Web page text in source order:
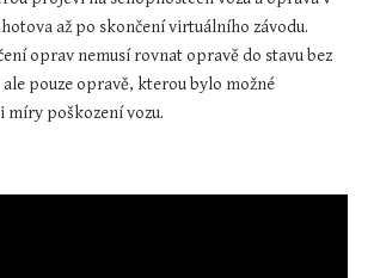
až po skončení virtuálního závodu.
oprav nemusí rovnat opravě do stavu bez
ale pouze opravě, kterou bylo možné
míry poškození vozu.